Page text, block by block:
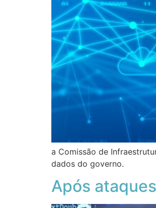
a Comissão de
dados do governo.
Após